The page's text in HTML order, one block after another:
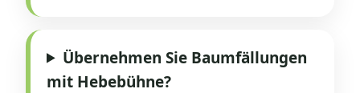
Übernehmen Sie Baumfällungen
mit Hebebühne?